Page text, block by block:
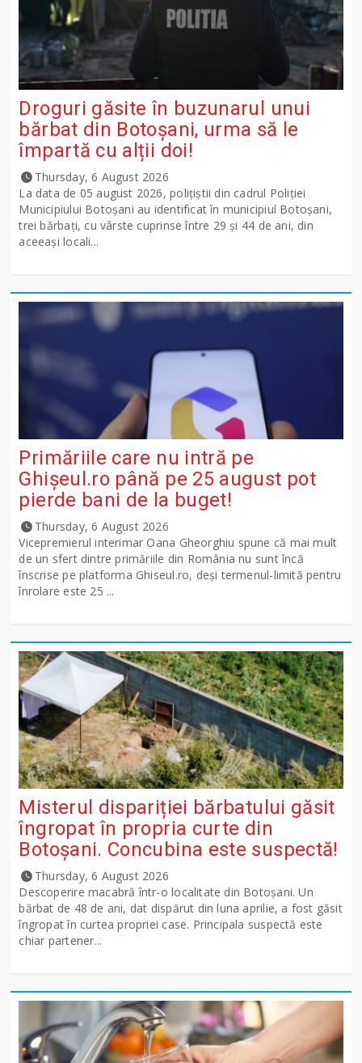
Droguri găsite în buzunarul unui
bărbat din Botoșani, urma să le
împartă cu alții doi!
Thursday, 6 August 2026
La data de 05 august 2026, polițiștii din cadrul Poliției
Municipiului Botoșani au identificat în municipiul Botoșani,
trei bărbați, cu vârste cuprinse între 29 și 44 de ani, din
aceeași locali...
Primăriile care nu intră pe
Ghişeul.ro până pe 25 august pot
pierde bani de la buget!
Thursday, 6 August 2026
Vicepremierul interimar Oana Gheorghiu spune că mai mult
de un sfert dintre primăriile din România nu sunt încă
înscrise pe platforma Ghiseul.ro, deși termenul-limită pentru
înrolare este 25 ...
Misterul dispariției bărbatului găsit
îngropat în propria curte din
Botoșani. Concubina este suspectă!
Thursday, 6 August 2026
Descoperire macabră într-o localitate din Botoșani. Un
bărbat de 48 de ani, dat dispărut din luna aprilie, a fost găsit
îngropat în curtea propriei case. Principala suspectă este
chiar partener...